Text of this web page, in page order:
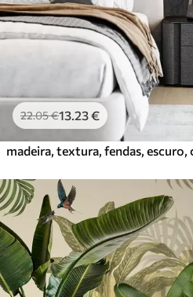
22.05€13 .23€